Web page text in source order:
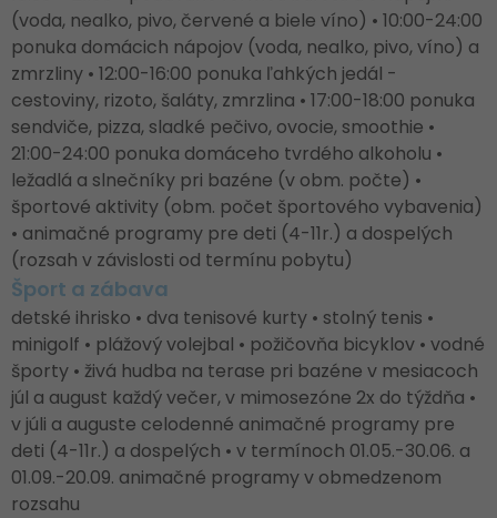
(voda, nealko, pivo, červené a biele víno) • 10:00-24:00
ponuka domácich nápojov (voda, nealko, pivo, víno) a
zmrzliny • 12:00-16:00 ponuka ľahkých jedál -
cestoviny, rizoto, šaláty, zmrzlina • 17:00-18:00 ponuka
sendviče, pizza, sladké pečivo, ovocie, smoothie •
21:00-24:00 ponuka domáceho tvrdého alkoholu •
ležadlá a slnečníky pri bazéne (v obm. počte) •
športové aktivity (obm. počet športového vybavenia)
• animačné programy pre deti (4-11r.) a dospelých
(rozsah v závislosti od termínu pobytu)
Šport a zábava
detské ihrisko • dva tenisové kurty • stolný tenis •
minigolf • plážový volejbal • požičovňa bicyklov • vodné
športy • živá hudba na terase pri bazéne v mesiacoch
júl a august každý večer, v mimosezóne 2x do týždňa •
v júli a auguste celodenné animačné programy pre
deti (4-11r.) a dospelých • v termínoch 01.05.-30.06. a
01.09.-20.09. animačné programy v obmedzenom
rozsahu